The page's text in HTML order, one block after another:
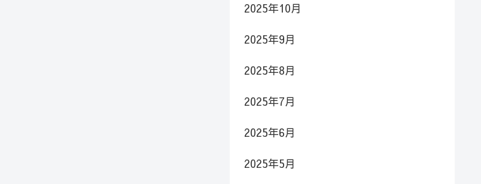
2025年10月
2025年9月
2025年8月
2025年7月
2025年6月
2025年5月